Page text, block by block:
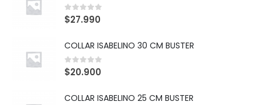
0out of 5
$27.990
COLLAR ISABELINO 30 CM BUSTER
0out of 5
$20.900
COLLAR ISABELINO 25 CM BUSTER